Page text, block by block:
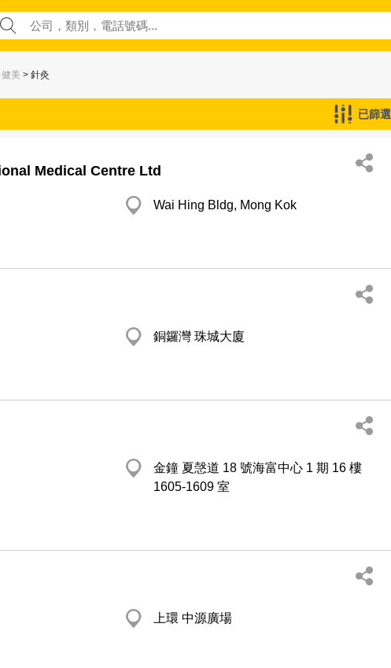
美 > 針灸
已篩選
Medical Centre Ltd
Wai Hing Bldg, Mong Kok
銅鑼灣 珠城大廈
金鐘 夏愨道 18 號海富中心 1 期 16 樓
1605-1609 室
上環 中源廣場